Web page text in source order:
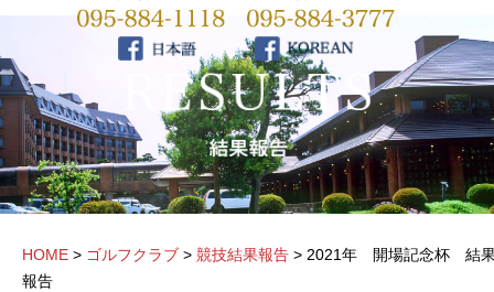
HOME > ゴルフクラブ > 競技結果報告 > 2021年 開場記念杯 結
報告